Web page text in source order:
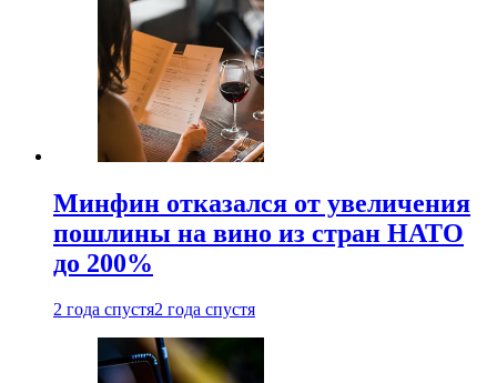
Минфин отказался от увеличения
пошлины на вино из стран НАТО
до 200%
2 года спустя2 года спустя